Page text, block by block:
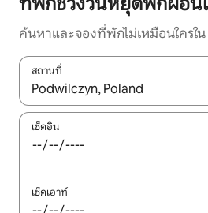
ค้นหาและจองที่พักไม่เหมือนใครใ
สถานที่
ใช้ลูกศรขึ้นลง หรือใช้การสัมผัสหรือปั
เช็คอิน
เช็คเอาท์